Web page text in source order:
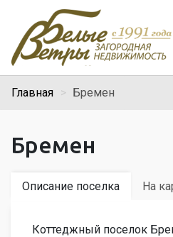
Главная Бремен
Бремен
Описание поселка На
Коттеджный поселок